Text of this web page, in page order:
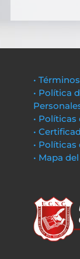
•
• Política
•
•
•
• Mapa